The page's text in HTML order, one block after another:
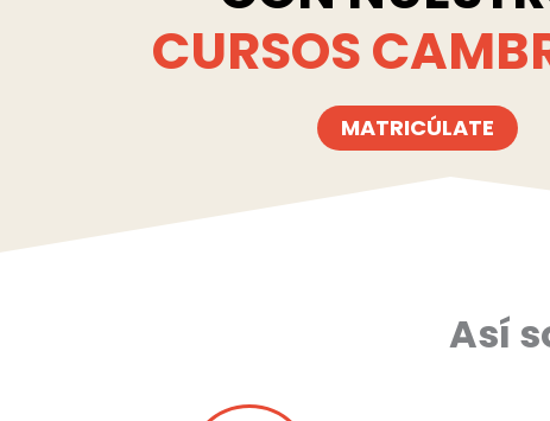
CURSOS
MATRICÚLATE
Así